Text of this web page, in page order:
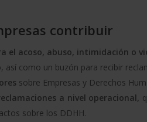
contribuir
el acoso, abuso, intimidación o
, así como un buzón para recibir
sobre Empresas y Derechos
a nivel operacional,
sobre los DDHH.